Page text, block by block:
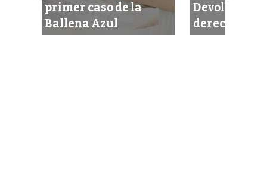
primer caso de la
Ballena Azul
Devolverán